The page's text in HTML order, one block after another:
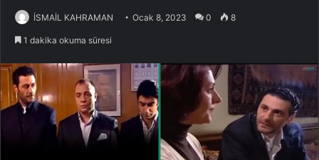
İSMAİL KAHRAMAN Ocak 8, 2023 0 8
1 dakika okuma süresi